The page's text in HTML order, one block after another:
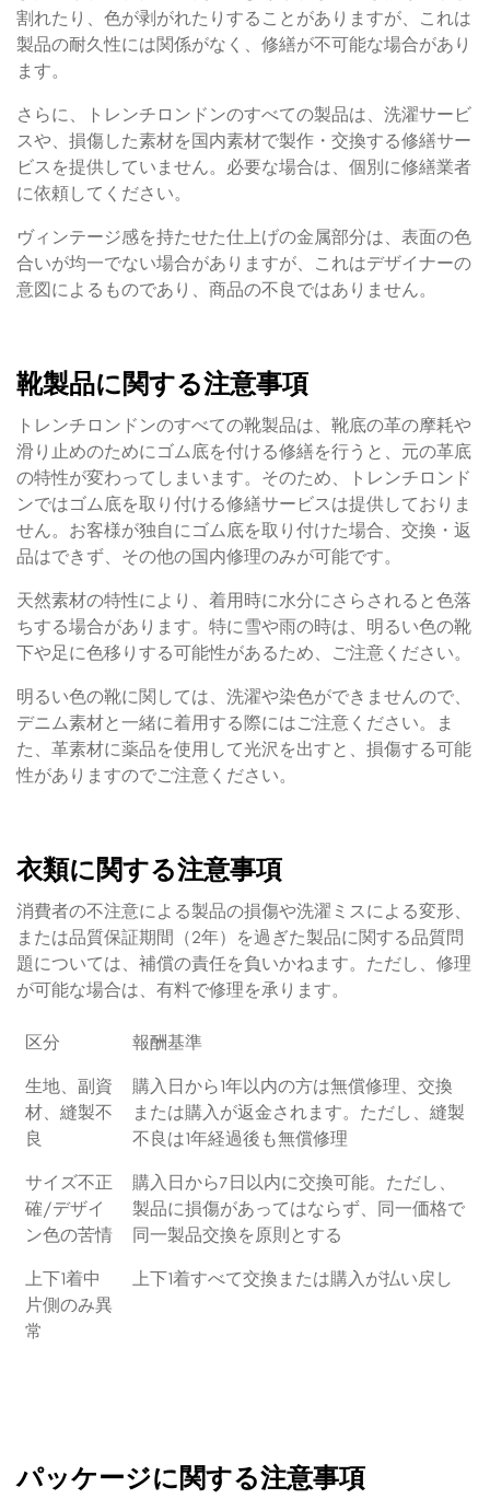
割れたり、色が剥がれたりすることがありますが、これは
製品の耐久性には関係がなく、修繕が不可能な場合があり
ます。
さらに、トレンチロンドンのすべての製品は、洗濯サービ
スや、損傷した素材を国内素材で製作・交換する修繕サー
ビスを提供していません。必要な場合は、個別に修繕業者
に依頼してください。
ヴィンテージ感を持たせた仕上げの金属部分は、表面の色
合いが均一でない場合がありますが、これはデザイナーの
意図によるものであり、商品の不良ではありません。
靴製品に関する注意事項
トレンチロンドンのすべての靴製品は、靴底の革の摩耗や
滑り止めのためにゴム底を付ける修繕を行うと、元の革底
の特性が変わってしまいます。そのため、トレンチロンド
ンではゴム底を取り付ける修繕サービスは提供しておりま
せん。お客様が独自にゴム底を取り付けた場合、交換・返
品はできず、その他の国内修理のみが可能です。
天然素材の特性により、着用時に水分にさらされると色落
ちする場合があります。特に雪や雨の時は、明るい色の靴
下や足に色移りする可能性があるため、ご注意ください。
明るい色の靴に関しては、洗濯や染色ができませんので、
デニム素材と一緒に着用する際にはご注意ください。ま
た、革素材に薬品を使用して光沢を出すと、損傷する可能
性がありますのでご注意ください。
衣類に関する注意事項
消費者の不注意による製品の損傷や洗濯ミスによる変形、
または品質保証期間（2年）を過ぎた製品に関する品質問
題については、補償の責任を負いかねます。ただし、修理
が可能な場合は、有料で修理を承ります。
区分 報酬基準
生地、副資
材、縫製不
良
購入日から1年以内の方は無償修理、交換
または購入が返金されます。ただし、縫製
不良は1年経過後も無償修理
サイズ不正
確/デザイ
ン色の苦情
購入日から7日以内に交換可能。ただし、
製品に損傷があってはならず、同一価格で
同一製品交換を原則とする
上下1着中
片側のみ異
常
上下1着すべて交換または購入が払い戻し
パッケージに関する注意事項